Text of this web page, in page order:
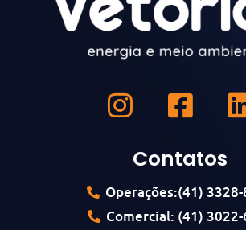
Contatos
Operações:(41)
Comercial: (41)